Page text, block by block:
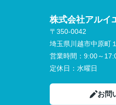
株式会社アル
〒350-0042
埼玉県川越市中原町
営業時間： 9:00～
定休日： 水曜日
お問